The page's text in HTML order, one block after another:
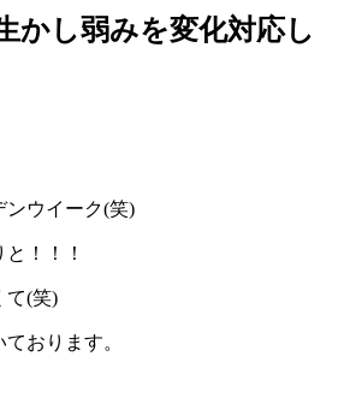
かし弱みを変化対応し
ンウイーク(笑)
！！！
て(笑)
おります。